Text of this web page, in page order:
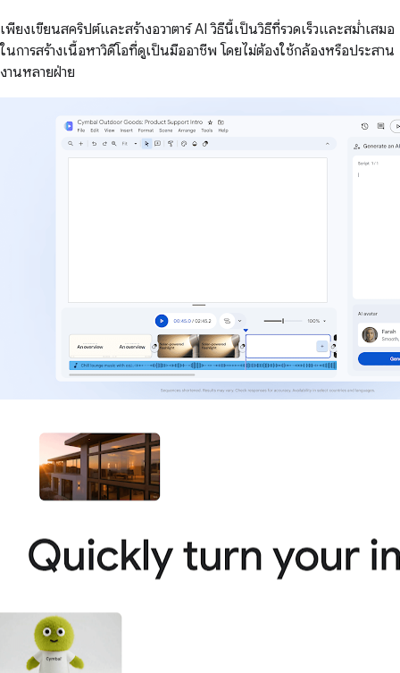
เพียงเขียนสคริปต์และสร้างอวาตาร์ AI วิธีนี้เป็นวิธีที่รวดเร็วและสม่ำเสมอ
ในการสร้างเนื้อหาวิดีโอที่ดูเป็นมืออาชีพ โดยไม่ต้องใช้กล้องหรือประสาน
งานหลายฝ่าย